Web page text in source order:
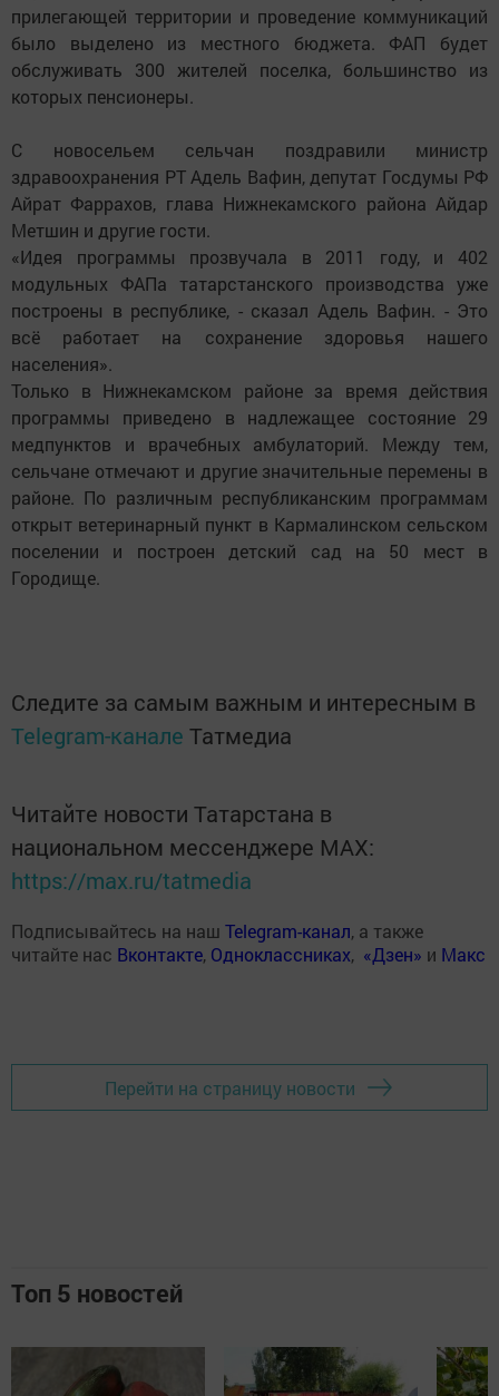
прилегающей территории и проведение коммуникаций
было выделено из местного бюджета. ФАП будет
обслуживать 300 жителей поселка, большинство из
которых пенсионеры.
С новосельем сельчан поздравили министр
здравоохранения РТ Адель Вафин, депутат Госдумы РФ
Айрат Фаррахов, глава Нижнекамского района Айдар
Метшин и другие гости.
«Идея программы прозвучала в 2011 году, и 402
модульных ФАПа татарстанского производства уже
построены в республике, - сказал Адель Вафин. - Это
всё работает на сохранение здоровья нашего
населения».
Только в Нижнекамском районе за время действия
программы приведено в надлежащее состояние 29
медпунктов и врачебных амбулаторий. Между тем,
сельчане отмечают и другие значительные перемены в
районе. По различным республиканским программам
открыт ветеринарный пункт в Кармалинском сельском
поселении и построен детский сад на 50 мест в
Городище.
Следите за самым важным и интересным в
Telegram-канале Татмедиа
Читайте новости Татарстана в
национальном мессенджере MАХ:
https://max.ru/tatmedia
Подписывайтесь на наш Telegram-канал, а также
читайте нас Вконтакте, Одноклассниках, «Дзен» и Макс
Перейти на страницу новости
Топ 5 новостей